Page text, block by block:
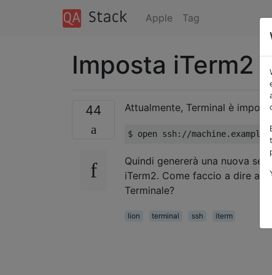
Apple Tag
Imposta iTerm2
44 Attualmente, Terminal è
$ open ssh ://machine. example
Quindi genererà una nuova
iTerm2. Come faccio a dire a
Terminale?
lion terminal ssh iterm